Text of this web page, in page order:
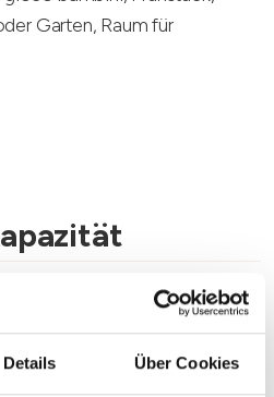
Details Über Cookies
Garten, Raum für